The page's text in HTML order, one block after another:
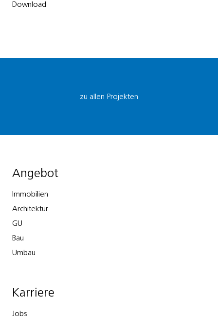
Download
zu allen Projekten
Angebot
Immobilien
Architektur
GU
Bau
Umbau
Karriere
Jobs